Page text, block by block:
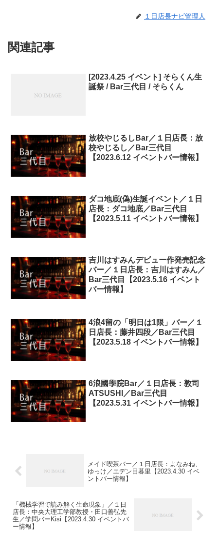
１日店長ナビ管理人
関連記事
[2023.4.25 イベント] そらくん生
誕祭 / Bar三代目 / そらくん
放校やじるしBar／１日店長：放
校やじるし／Bar三代目
【2023.6.12 イベントバー情報】
ダコ地底(偽)生誕イベント／１日
店長：ダコ地底／Bar三代目
【2023.5.11 イベントバー情報】
吉川はすみんデビュー作発売記念
バー／１日店長：吉川はすみん／
Bar三代目【2023.5.16 イベント
バー情報】
4浪4留の「明日は1限」バー／１
日店長：藤井四段／Bar三代目
【2023.5.18 イベントバー情報】
6浪國學院Bar／１日店長：敦司
ATSUSHI／Bar三代目
【2023.5.31 イベントバー情報】
メイド喫茶バー／１日店長：よなみね、
ゆっけ／エデン日暮里【2023.4.30 イベ
ントバー情報】
「機械学習で読み解く生命現象」／１日
店長：中央大理工学部教授・田口善弘先
生／学問バーKisi【2023.4.30 イベントバ
ー情報】